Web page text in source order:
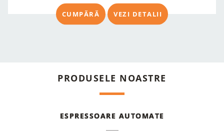
CUMPĂRĂ VEZI DETALII
PRODUSELE NOASTRE
ESPRESSOARE AUTOMATE